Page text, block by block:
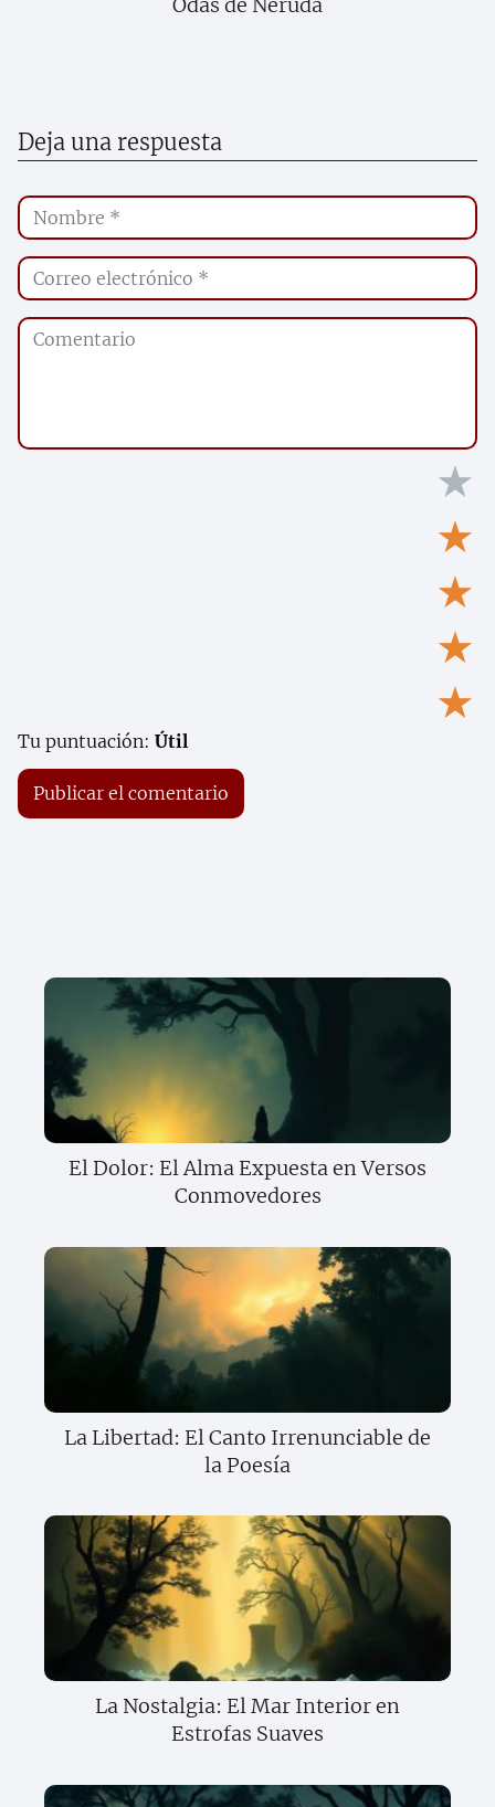
Deja una respuesta
★
★
★
★
★
Tu puntuación: Útil
El Dolor: El Alma Expuesta en Versos
Conmovedores
La Libertad: El Canto Irrenunciable de
la Poesía
La Nostalgia: El Mar Interior en
Estrofas Suaves